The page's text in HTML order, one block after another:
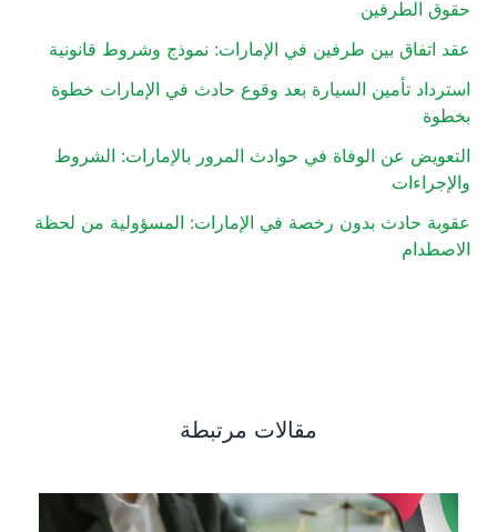
حقوق الطرفين
عقد اتفاق بين طرفين في الإمارات: نموذج وشروط قانونية
استرداد تأمين السيارة بعد وقوع حادث في الإمارات خطوة
بخطوة
التعويض عن الوفاة في حوادث المرور بالإمارات: الشروط
والإجراءات
عقوبة حادث بدون رخصة في الإمارات: المسؤولية من لحظة
الاصطدام
مقالات مرتبطة